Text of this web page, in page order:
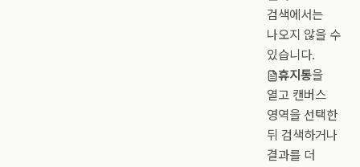
검색에서는
나오지 않을 수
있습니다.
휴지통을
열고 캔버스
영역을 선택한
뒤 검색하거나
결과를 더